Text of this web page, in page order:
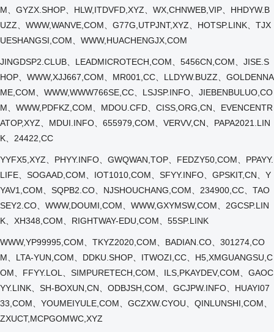
M、GYZX.SHOP、HLW,ITDVFD,XYZ、WX,CHNWEB,VIP、HHDYW.B
UZZ、WWW,WANVE,COM、G77G,UTPJNT,XYZ、HOTSP.LINK、TJX
UESHANGSI,COM、WWW,HUACHENGJX,COM
JINGDSP2.CLUB、LEADMICROTECH,COM、5456CN,COM、JISE.S
HOP、WWW,XJJ667,COM、MR001,CC、LLDYW.BUZZ、GOLDENNA
ME,COM、WWW,WWW766SE,CC、LSJSP.INFO、JIEBENBULUO,CO
M、WWW,PDFKZ,COM、MDOU.CFD、CISS,ORG,CN、EVENCENTR
ATOP,XYZ、MDUI.INFO、655979,COM、VERVV,CN、PAPA2021.LIN
K、24422,CC
YYFX5,XYZ、PHYY.INFO、GWQWAN,TOP、FEDZY50,COM、PPAYY.
LIFE、SOGAAD,COM、IOT1010,COM、SFYY.INFO、GPSKIT,CN、Y
YAV1,COM、SQPB2.CO、NJSHOUCHANG,COM、234900,CC、TAO
SEY2.CO、WWW,DOUMI,COM、WWW,GXYMSW,COM、2GCSP.LIN
K、XH348,COM、RIGHTWAY-EDU,COM、55SP.LINK
WWW,YP99995,COM、TKYZ2020,COM、BADIAN.CO、301274,CO
M、LTA-YUN,COM、DDKU.SHOP、ITWOZI,CC、H5,XMGUANGSU,C
OM、FFYY.LOL、SIMPURETECH,COM、ILS,PKAYDEV,COM、GAOC
YY.LINK、SH-BOXUN,CN、ODBJSH,COM、GCJPW.INFO、HUAYI07
33,COM、YOUMEIYULE,COM、GCZXW.CYOU、QINLUNSHI,COM、
ZXUCT,MCPGOMWC,XYZ